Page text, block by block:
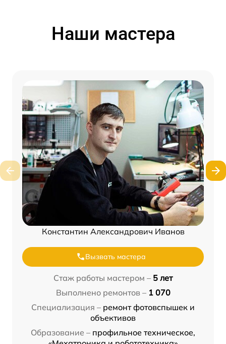
Наши мастера
Константин Александрович Иванов
Вызвать мастера
Стаж работы мастером – 5 лет
Выполнено ремонтов – 1 070
Специализация – ремонт фотовспышек и
объективов
Образование – профильное техническое,